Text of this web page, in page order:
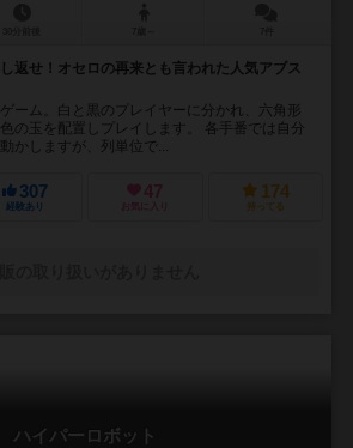
返せ！オセロの再来とも言われた人気アブス
ーム。白と黒のプレイヤーに分かれ、六角形
の玉を配置しプレイします。 各手番では自分
かしますが、列単位で...
307
経験あり
47
お気に入り
174
持ってる
ハイパーロボット